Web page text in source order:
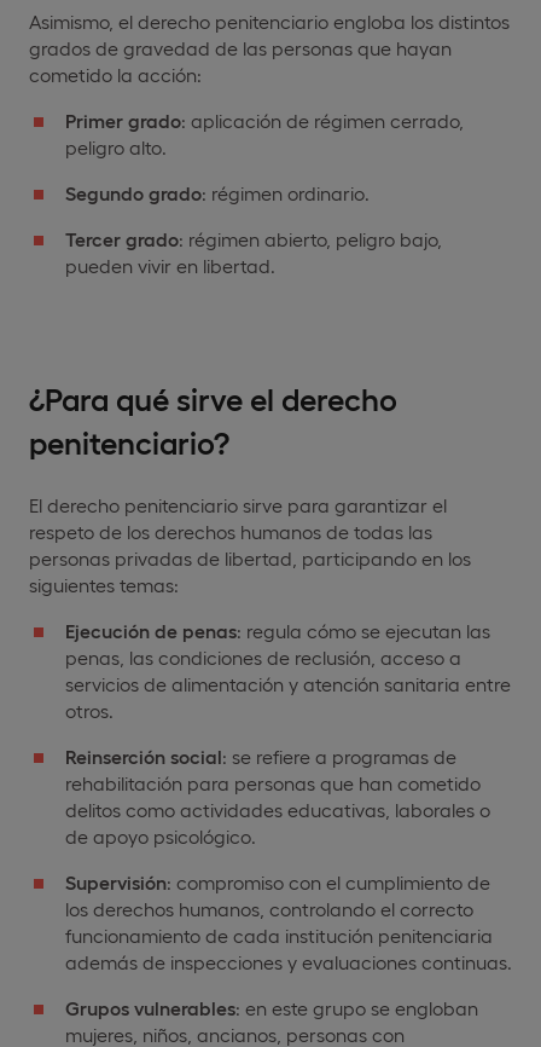
Asimismo, el derecho penitenciario engloba los distintos
grados de gravedad de las personas que hayan
cometido la acción:
Primer grado: aplicación de régimen cerrado,
peligro alto.
Segundo grado: régimen ordinario.
Tercer grado: régimen abierto, peligro bajo,
pueden vivir en libertad.
¿Para qué sirve el derecho
penitenciario?
El derecho penitenciario sirve para garantizar el
respeto de los derechos humanos de todas las
personas privadas de libertad, participando en los
siguientes temas:
Ejecución de penas: regula cómo se ejecutan las
penas, las condiciones de reclusión, acceso a
servicios de alimentación y atención sanitaria entre
otros.
Reinserción social: se refiere a programas de
rehabilitación para personas que han cometido
delitos como actividades educativas, laborales o
de apoyo psicológico.
Supervisión: compromiso con el cumplimiento de
los derechos humanos, controlando el correcto
funcionamiento de cada institución penitenciaria
además de inspecciones y evaluaciones continuas.
Grupos vulnerables: en este grupo se engloban
mujeres, niños, ancianos, personas con